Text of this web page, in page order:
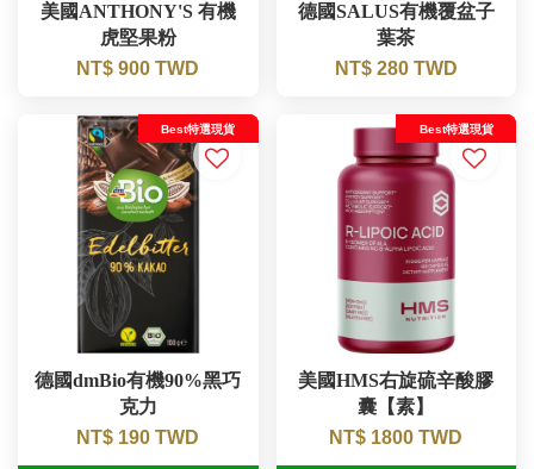
美國ANTHONY'S 有機
虎堅果粉
NT$ 900 TWD
德國SALUS有機覆盆子
葉茶
NT$ 280 TWD
Best特選現貨
德國dmBio有機90%黑巧
克力
NT$ 190 TWD
Best特選現貨
美國HMS右旋硫辛酸膠
囊【素】
NT$ 1800 TWD